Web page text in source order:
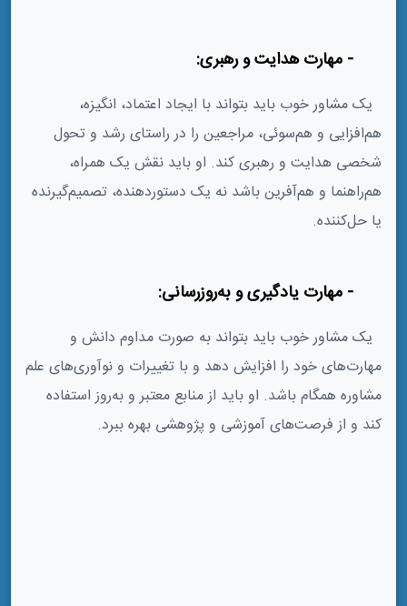
یک مشاور خوب باید بتواند با ایجاد اعتماد، انگیزه،
هم‌افزایی و هم‌سوئی، مراجعین را در راستای رشد و تحول
شخصی هدایت و رهبری کند. او باید نقش یک همراه،
هم‌راهنما و هم‌آفرین باشد نه یک دستوردهنده، تصمیم‌گیرنده
یا حل‌کننده.
یک مشاور خوب باید بتواند به صورت مداوم دانش و
مهارت‌های خود را افزایش دهد و با تغییرات و نوآوری‌های علم
مشاوره همگام باشد. او باید از منابع معتبر و به‌روز استفاده
کند و از فرصت‌های آموزشی و پژوهشی بهره ببرد.